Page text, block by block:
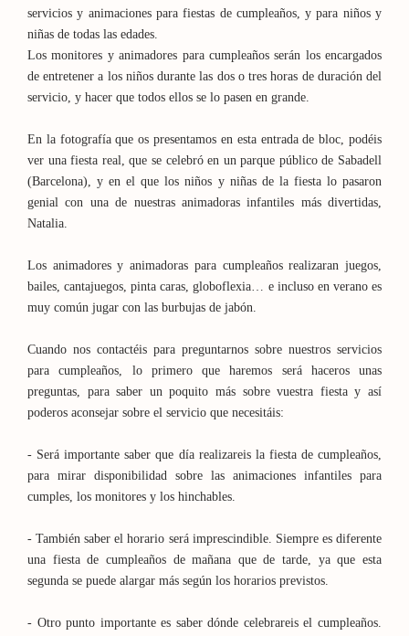
servicios y animaciones para fiestas de cumpleaños, y para niños y
niñas de todas las edades.
Los monitores y animadores para cumpleaños serán los encargados
de entretener a los niños durante las dos o tres horas de duración del
servicio, y hacer que todos ellos se lo pasen en grande.
En la fotografía que os presentamos en esta entrada de bloc, podéis
ver una fiesta real, que se celebró en un parque público de Sabadell
(Barcelona), y en el que los niños y niñas de la fiesta lo pasaron
genial con una de nuestras animadoras infantiles más divertidas,
Natalia.
Los animadores y animadoras para cumpleaños realizaran juegos,
bailes, cantajuegos, pinta caras, globoflexia… e incluso en verano es
muy común jugar con las burbujas de jabón.
Cuando nos contactéis para preguntarnos sobre nuestros servicios
para cumpleaños, lo primero que haremos será haceros unas
preguntas, para saber un poquito más sobre vuestra fiesta y así
poderos aconsejar sobre el servicio que necesitáis:
- Será importante saber que día realizareis la fiesta de cumpleaños,
para mirar disponibilidad sobre las animaciones infantiles para
cumples, los monitores y los hinchables.
- También saber el horario será imprescindible. Siempre es diferente
una fiesta de cumpleaños de mañana que de tarde, ya que esta
segunda se puede alargar más según los horarios previstos.
- Otro punto importante es saber dónde celebrareis el cumpleaños.